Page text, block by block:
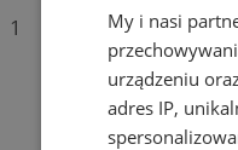
1
My i nasi
urządzeniu
adres IP,